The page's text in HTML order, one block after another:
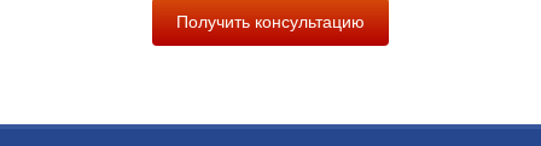
Получить консультацию